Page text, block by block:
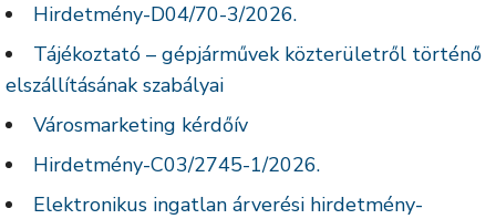
Hirdetmény-D04/70-3/2026.
Tájékoztató – gépjárművek közterületről történő
elszállításának szabályai
Városmarketing kérdőív
Hirdetmény-C03/2745-1/2026.
Elektronikus ingatlan árverési hirdetmény-